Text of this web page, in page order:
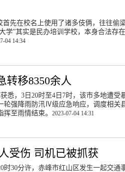
先在校名上使用了诸多伎俩，往往偷
学”其实是民办培训学校，本身合法存
04 14:34
转移8350余人
，3日20时至4日7时，该市多地遭受
轮强降雨防汛Ⅳ级应急响应，调度相关
至雨情结束。 2023-07-04 14:31
受伤 司机已被抓获
30分许，赤峰市红山区发生一起交通